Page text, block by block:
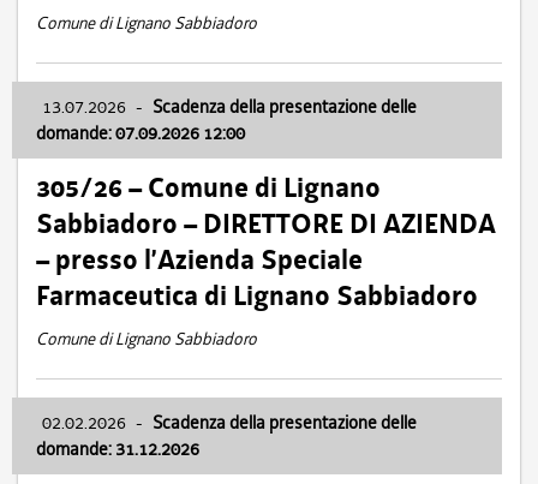
Comune di Lignano Sabbiadoro
13.07.2026 - Scadenza della presentazione delle
domande: 07.09.2026 12:00
305/26 – Comune di Lignano
Sabbiadoro – DIRETTORE DI AZIENDA
– presso l’Azienda Speciale
Farmaceutica di Lignano Sabbiadoro
Comune di Lignano Sabbiadoro
02.02.2026 - Scadenza della presentazione delle
domande: 31.12.2026